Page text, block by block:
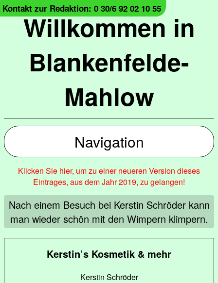
Willkommen in
Blankenfelde-
Mahlow
Kontakt zur Redaktion: 0 30/6 92 02 10 55
Navigation
Klicken Sie hier, um zu einer neueren Version dieses
Eintrages, aus dem Jahr 2019, zu gelangen!
Nach einem Besuch bei Kerstin Schröder kann
man wieder schön mit den Wimpern klimpern.
Kerstin’s Kosmetik & mehr
Kerstin Schröder